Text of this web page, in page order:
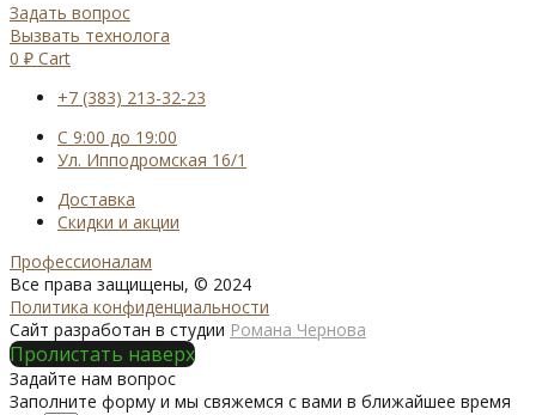
Задать вопрос
Вызвать технолога
0 ₽ Cart
+7 (383) 213-32-23
С 9:00 до 19:00
Ул. Ипподромская 16/1
Доставка
Скидки и акции
Профессионалам
Все права защищены, © 2024
Политика конфиденциальности
Сайт разработан в студии Романа Чернова
Пролистать наверх
Задайте нам вопрос
Заполните форму и мы свяжемся с вами в ближайшее время